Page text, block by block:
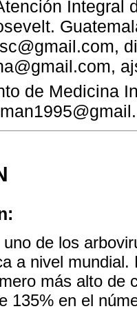
Integral
de Medicina
de los
a nivel
más alto de
135% en el